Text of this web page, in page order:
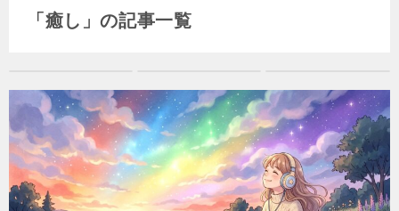
「癒し」の記事一覧